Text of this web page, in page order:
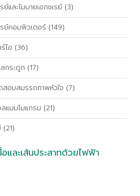
และโมบายเอกซเรย์ (3)
ย์คอมพิวเตอร์ (149)
ไอ (36)
ระดูก (17)
อบสมรรถภาพหัวใจ (7)
มมโมแกรม (21)
(21)
และเส้นประสาทด้วยไฟฟ้า